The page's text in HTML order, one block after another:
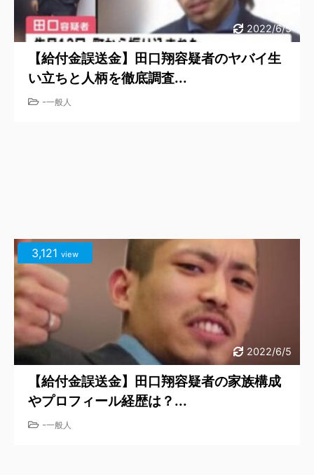
2022/6/5
【給付金誤送金】田口翔容疑者のヤバイ生
い立ちと人柄を徹底調査...
-一般人
2022/6/5
3,121 view
【給付金誤送金】田口翔容疑者の家族構成
やプロフィール経歴は？...
-一般人